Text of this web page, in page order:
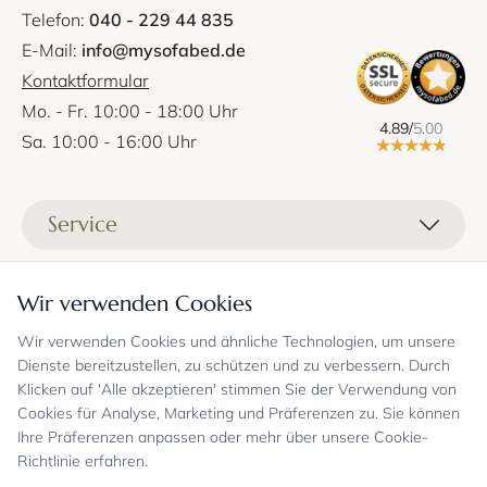
Wir verwenden Cookies
Wir verwenden Cookies und ähnliche Technologien, um unsere
Dienste bereitzustellen, zu schützen und zu verbessern. Durch
Klicken auf 'Alle akzeptieren' stimmen Sie der Verwendung von
Cookies für Analyse, Marketing und Präferenzen zu. Sie können
Ihre Präferenzen anpassen oder mehr über unsere Cookie-
Richtlinie erfahren.
Telefon: 040 - 229 44 835
E-Mail: info@mysofabed.de
Kontaktformular
Mo. - Fr. 10:00 - 18:00 Uhr
Sa. 10:00 - 16:00 Uhr
4.89/5.00
Service
Zahlungsmöglichkeiten
Stoffprobenanfrage
Gutschein
Sicheres Einkaufen und Retoureninfo
FAQ
Jobs
Bekannt aus
Informationen
Kontakt
Showrooms
Datenschutz
Allgemeine Geschäftsbedingungen
Widerrufsrecht, Widerrufsfolgen
Sicheres Einkaufen
Echte Kundenbewertungen
Überweisung erst kurz vor Lieferung
Oder per PayPal (mit Käuferschutz)
Zahlungsarten